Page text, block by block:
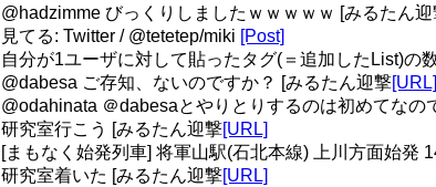
@hadzimme びっくりしましたｗｗｗｗｗ [みるたん迎
見てる: Twitter / @tetetep/miki [Post]
自分が1ユーザに対して貼ったタグ(＝追加したList)の
@dabesa ご存知、ないのですか？ [みるたん迎撃[URL]
@odahinata ＠dabesaとやりとりするのは初めてな
研究室行こう [みるたん迎撃[URL]
[まもなく始発列車] 将軍山駅(石北本線) 上川方面始発
研究室着いた [みるたん迎撃[URL]